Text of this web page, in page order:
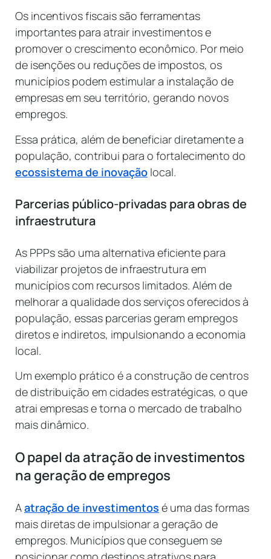
Os incentivos fiscais são ferramentas
importantes para atrair investimentos e
promover o crescimento econômico. Por meio
de isenções ou reduções de impostos, os
municípios podem estimular a instalação de
empresas em seu território, gerando novos
empregos.
Essa prática, além de beneficiar diretamente a
população, contribui para o fortalecimento do
ecossistema de inovação local.
Parcerias público-privadas para obras de
infraestrutura
As PPPs são uma alternativa eficiente para
viabilizar projetos de infraestrutura em
municípios com recursos limitados. Além de
melhorar a qualidade dos serviços oferecidos à
população, essas parcerias geram empregos
diretos e indiretos, impulsionando a economia
local.
Um exemplo prático é a construção de centros
de distribuição em cidades estratégicas, o que
atrai empresas e torna o mercado de trabalho
mais dinâmico.
O papel da atração de investimentos
na geração de empregos
Aatração de investimentos é uma das formas
mais diretas de impulsionar a geração de
empregos. Municípios que conseguem se